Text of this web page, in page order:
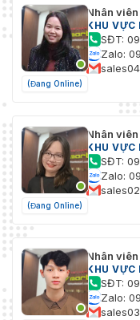
(Đang Online)
Nhân
KHU VỰC
SĐT:
Zalo:
(Đang Online)
Nhân
KHU VỰC
SĐT:
Zalo:
Nhân
KHU VỰC
SĐT:
Zalo: